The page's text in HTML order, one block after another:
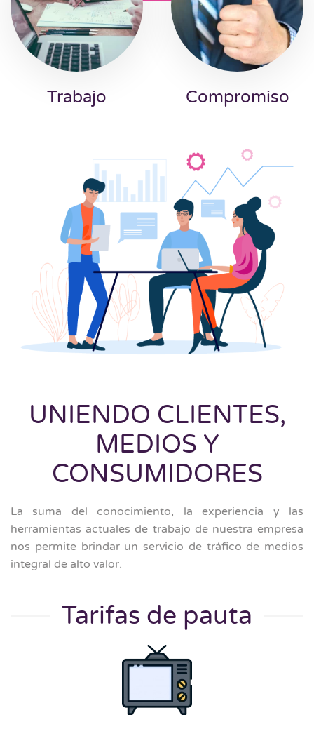
Trabajo Compromiso
UNIENDO CLIENTES,
MEDIOS Y
CONSUMIDORES
La suma del conocimiento, la experiencia y las
herramientas actuales de trabajo de nuestra empresa
nos permite brindar un servicio de tráfico de medios
integral de alto valor.
Tarifas de pauta